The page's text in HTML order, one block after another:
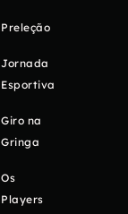
Preleção
Jornada
Esportiva
Giro na
Gringa
Os
Players